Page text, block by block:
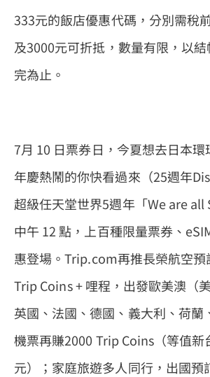
333元的飯店優惠代碼，分別需稅
及3000元可折抵，數量有限，以
完為止。
7月 10 日票券日，今夏想去日本
年慶熱鬧的你快看過來（25週年
超級任天堂世界5週年「We are all
中午 12 點，上百種限量票券、
惠登場。Trip.com再推長榮航空預
Trip Coins + 哩程，出發歐美澳（
英國、法國、德國、義大利、荷蘭
機票再賺2000 Trip Coins（等值新
元）；家庭旅遊多人同行，出國預